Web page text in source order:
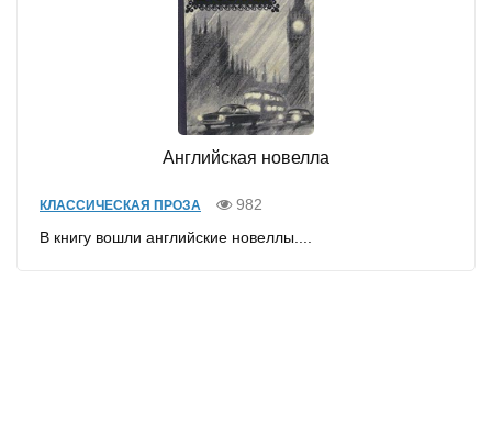
Английская новелла
КЛАССИЧЕСКАЯ ПРОЗА
982
В книгу вошли английские новеллы....